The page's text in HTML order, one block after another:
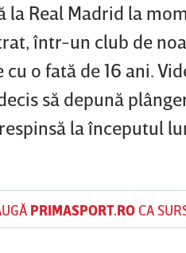
Real Madrid la
într-un club de
o fată de 16 ani.
să depună
la începutul
PRIMASPORT.ROCA